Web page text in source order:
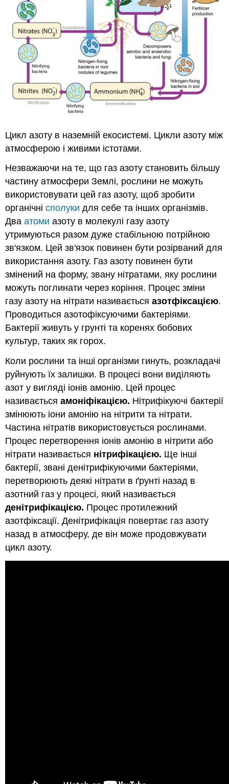
Цикл азоту в наземній екосистемі. Цикли азоту між
атмосферою і живими істотами.
Незважаючи на те, що газ азоту становить більшу
частину атмосфери Землі, рослини не можуть
використовувати цей газ азоту, щоб зробити
органічнісполуки для себе та інших організмів.
Дваатоми азоту в молекулі газу азоту
утримуються разом дуже стабільною потрійною
зв'язком. Цей зв'язок повинен бути розірваний для
використання азоту. Газ азоту повинен бути
змінений на форму, звану нітратами, яку рослини
можуть поглинати через коріння. Процес зміни
газу азоту на нітрати називаєтьсяазотфіксацією.
Проводиться азотофіксуючими бактеріями.
Бактерії живуть у грунті та коренях бобових
культур, таких як горох.
Коли рослини та інші організми гинуть, розкладачі
руйнують їх залишки. В процесі вони виділяють
азот у вигляді іонів амонію. Цей процес
називаєтьсяамоніфікацією. Нітрифікуючі бактерії
змінюють іони амонію на нітрити та нітрати.
Частина нітратів використовується рослинами.
Процес перетворення іонів амонію в нітрити або
нітрати називається нітрифікацією. Ще інші
бактерії, звані денітрифікуючими бактеріями,
перетворюють деякі нітрати в ґрунті назад в
азотний газ у процесі, який називається
денітрифікацією. Процес протилежний
азотфіксації. Денітрифікація повертає газ азоту
назад в атмосферу, де він може продовжувати
цикл азоту.